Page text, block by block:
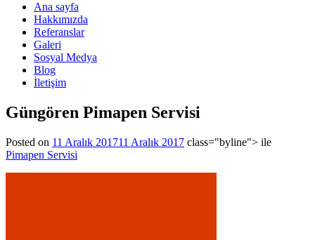
Ana sayfa
Hakkımızda
Referanslar
Galeri
Sosyal Medya
Blog
İletişim
Güngören Pimapen Servisi
Posted on 11 Aralık 201711 Aralık 2017 class="byline"> ile
Pimapen Servisi